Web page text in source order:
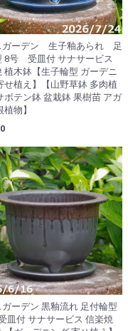
ガーデン 生子釉あられ 足
8号 受皿付 サナサービス
植木鉢【生子輪型 ガーデニ
せ植え】【山野草鉢 多肉植
ボテン鉢 盆栽鉢 果樹苗 アガ
物】
ガーデン 黒釉流れ 足付輪型
付 サナサービス 信楽焼